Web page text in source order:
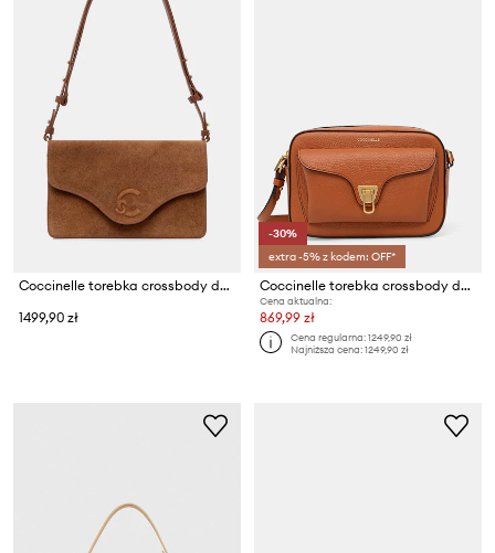
Coccinelle torebka crossbody damska skórzana
1499,90 zł
-30%
extra -5% z kodem: OFF*
Coccinelle torebka crossbody damska skórzana COCCINELLE BEAT SOFT
Cena aktualna:
869,99 zł
Cena regularna:1249,90 zł
Najniższa cena:1249,90 zł